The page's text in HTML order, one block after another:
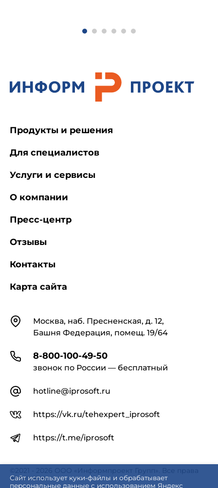
Сайт использует куки-файлы и обрабатывает
персональные данные с использованием Яндекс
КонтактыМосква, наб. Пресненская, д. 12,
Башня Федерация, помещ. 19/64
8-800-100-49-50
звонок по России — бесплатный
hotline@iprosoft.ru
https://vk.ru/tehexpert_iprosoft
https://t.me/iprosoft
Продукты и решения
Для специалистов
Услуги и сервисы
О компании
Пресс-центр
Отзывы
Контакты
Карта сайта
©2021 - 2026 ООО «Информпроект Групп». Все права
защищены.